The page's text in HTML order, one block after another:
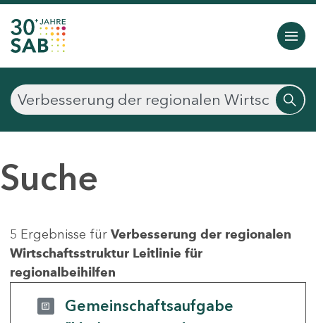
Suche
5 Ergebnisse für Verbesserung der regionalen
Wirtschaftsstruktur Leitlinie für
regionalbeihilfen
Gemeinschaftsaufgabe